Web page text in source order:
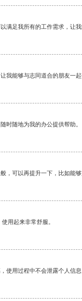
满足我所有的工作需求，让我
我能够与志同道合的朋友一起
时随地为我的办公提供帮助。
，可以再提升一下，比如能够
用起来非常舒服。
使用过程中不会泄露个人信